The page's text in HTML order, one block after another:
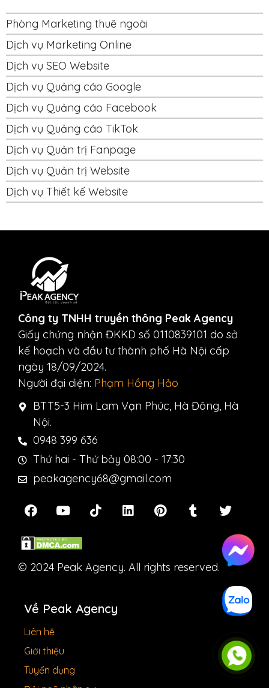
Phòng Marketing thuê ngoài
Dịch vụ Marketing Online
Dịch vụ SEO Website
Dịch vụ Quảng cáo Google
Dịch vụ Quảng cáo Facebook
Dịch vụ Quảng cáo TikTok
Dịch vụ Quản trị Fanpage
Dịch vụ Quản trị Website
Dịch vụ Thiết kế Website
Công ty TNHH truyền thông Peak Agency
Giấy chứng nhận ĐKKD số 0110839101 do sở
kế hoạch và đầu tư thành phố Hà Nội cấp
ngày 18/09/2024.
Người đại diện: Phạm Hồng Hảo
BTT5-3 Him Lam Vạn Phúc, Hà Đông, Hà
Nội.
0948 399 636
Thứ hai - Thứ bảy 08:00 - 17:30
peakagency68@gmail.com
© 2024 Peak Agency. All rights reserved.
Về Peak Agency
Liên hệ
Giới thiệu
Tuyển dụng